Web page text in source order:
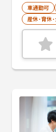
車通勤可
産休･育休